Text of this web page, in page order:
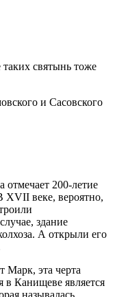
святынь тоже
и Сасовского
отмечает 200-летие
XVII веке, вероятно,
здание
А открыли его
Марк, эта черта
в Канищеве является